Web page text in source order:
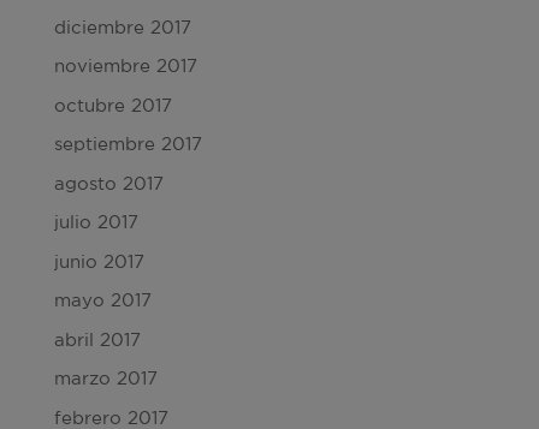
diciembre 2017
noviembre 2017
octubre 2017
septiembre 2017
agosto 2017
julio 2017
junio 2017
mayo 2017
abril 2017
marzo 2017
febrero 2017